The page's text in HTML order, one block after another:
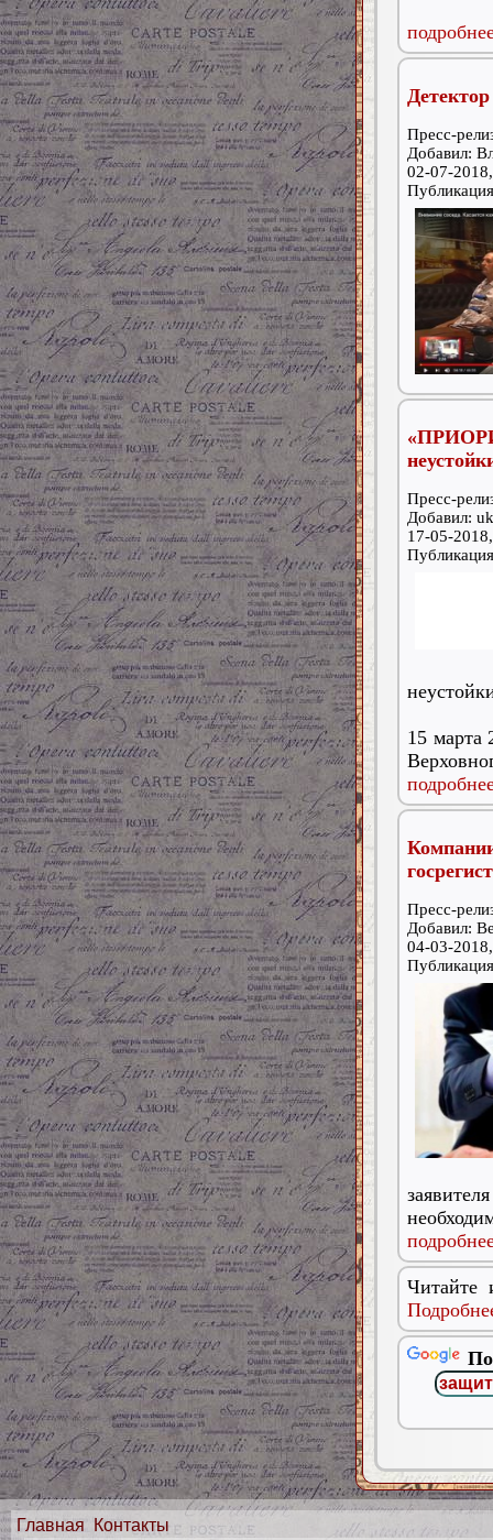
Пресс-
Добавил:
02-07-
Пресс-
Добавил:
17-05-
15 марта
Пресс-
Добавил:
04-03-
Читайте
Главная Контакты